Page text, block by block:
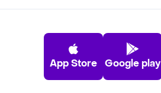
App Store Google play